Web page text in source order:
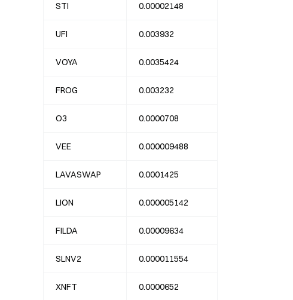
STI 0.00002148
UFI 0.003932
VOYA 0.0035424
FROG 0.003232
O3 0.0000708
VEE 0.000009488
LAVASWAP 0.0001425
LION 0.000005142
FILDA 0.00009634
SLNV2 0.000011554
XNFT 0.0000652